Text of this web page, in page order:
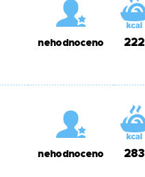
nehodnoceno 222
nehodnoceno 283